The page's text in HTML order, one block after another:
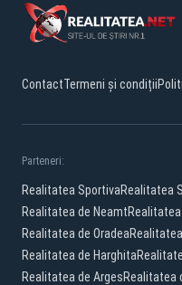
ContactTermeni și condiții
Parteneri:
Realitatea SportivaRealitatea
Realitatea de NeamtRealitatea
Realitatea de Oradea
Realitatea de Harghita
Realitatea de ArgesRealitatea